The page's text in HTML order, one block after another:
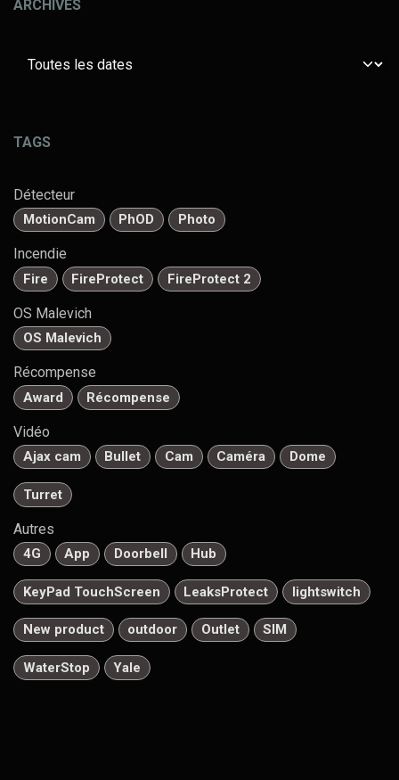
ARCHIVES
TAGS
Détecteur
MotionCam PhOD Photo
Incendie
Fire FireProtect FireProtect 2
OS Malevich
OS Malevich
Récompense
Award Récompense
Vidéo
Ajax cam Bullet Cam Caméra Dome
Turret
Autres
4G App Doorbell Hub
KeyPad TouchScreen LeaksProtect lightswitch
New product outdoor Outlet SIM
WaterStop Yale